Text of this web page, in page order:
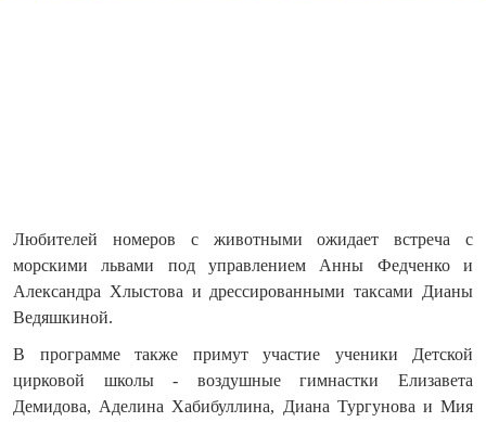
Любителей номеров с животными ожидает встреча с
морскими львами под управлением Анны Федченко и
Александра Хлыстова и дрессированными таксами Дианы
Ведяшкиной.
В программе также примут участие ученики Детской
цирковой школы - воздушные гимнастки Елизавета
Демидова, Аделина Хабибуллина, Диана Тургунова и Мия